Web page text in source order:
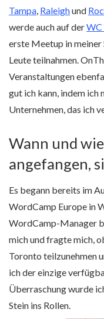
Tampa, Raleighund
werde auch auf der
erste Meetup in
Leute teilnahmen.
Veranstaltungen
gut ich kann, indem ich
Unternehmen, das ich
Wann und
angefangen,
Es begann bereits im
WordCamp Europe in
WordCamp-Manager
mich und fragte mich,
Toronto teilzunehmen
ich der einzige
Überraschung wurde
Stein ins Rollen.